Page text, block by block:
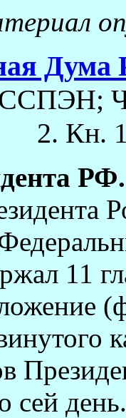
2. Кн.
11
сей